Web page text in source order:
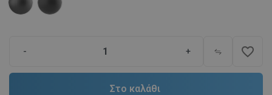
- + favorite_border
Στο καλάθι